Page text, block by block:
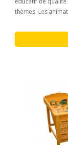
thèmes. Les